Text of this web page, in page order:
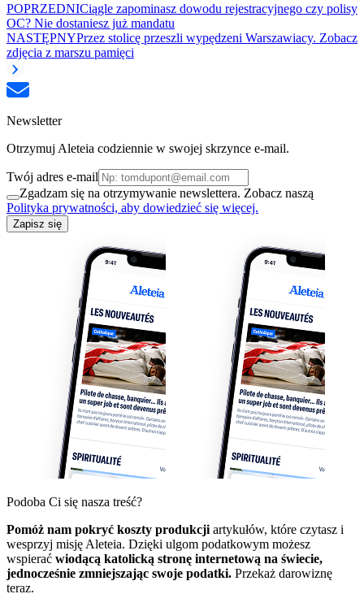
POPRZEDNICiągle zapominasz dowodu rejestracyjnego czy polisy
OC? Nie dostaniesz już mandatu
NASTĘPNYPrzez stolicę przeszli wypędzeni Warszawiacy. Zobacz
zdjęcia z marszu pamięci
Newsletter
Otrzymuj Aleteia codziennie w swojej skrzynce e-mail.
Twój adres e-mail
Zgadzam się na otrzymywanie newslettera. Zobacz naszą
Polityka prywatności, aby dowiedzieć się więcej.
Zapisz się
Podoba Ci się nasza treść?
Pomóż nam pokryć koszty produkcji artykułów, które czytasz i
wesprzyj misję Aleteia. Dzięki ulgom podatkowym możesz
wspierać wiodącą katolicką stronę internetową na świecie,
jednocześnie zmniejszając swoje podatki. Przekaż darowiznę
teraz.